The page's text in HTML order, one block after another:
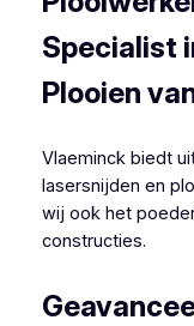
Specialist
Plooien
Vlaeminck biedt
lasersnijden en
wij ook het
constructies.